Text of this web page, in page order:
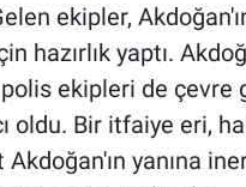
ekipler,
hazırlık yaptı.
ekipleri de çevre
oldu. Bir itfaiye eri,
Akdoğan'ın yanına